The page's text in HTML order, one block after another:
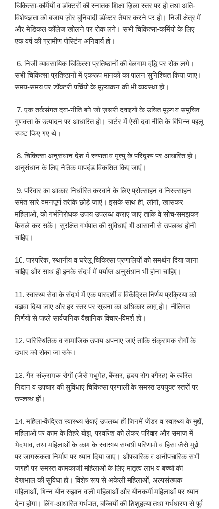
चिकित्सा-कर्मियों व डॉक्टरों की स्नातक शिक्षा ज़िला स्तर पर हो तथा अति-
विशेषज्ञता की बजाय ज़ोर बुनियादी डॉक्टर तैयार करने पर हो। निजी क्षेत्र में
और मेडिकल कॉलेज खोलने पर रोक लगे। सभी चिकित्सा-कर्मियों के लिए
एक वर्ष की ग्रामीण पोस्टिंग अनिवार्य हो।
6. निजी व्यावसायिक चिकित्सा प्रतिष्ठानों की बेलगाम वृद्धि पर रोक लगे।
सभी चिकित्सा प्रतिष्ठानों में एकरूप मानकों का पालन सुनिश्चित किया जाए।
समय-समय पर डॉक्टरी पर्चियों के मूल्यांकन की भी व्यवस्था हो।
7. एक तर्कसंगत दवा-नीति बने जो ज़रूरी दवाइयों के उचित मूल्य व समुचित
गुणवत्ता के उत्पादन पर आधारित हो। चार्टर में ऐसी दवा नीति के विभिन्न पहलू
स्पष्ट किए गए थे।
8. चिकित्सा अनुसंधान देश में रुग्णता व मृत्यु के परिदृश्य पर आधारित हो।
अनुसंधान के लिए नैतिक मापदंड विकसित किए जाएं।
9. परिवार का आकार निर्धारित करवाने के लिए प्रोत्साहन व निरुत्साहन
समेत सारे दमनपूर्ण तरीके छोड़े जाएं। इसके साथ ही, लोगों, खासकर
महिलाओं, को गर्भनिरोधक उपाय उपलब्ध कराए जाएं ताकि वे सोच-समझकर
फैसले कर सकें। सुरक्षित गर्भपात की सुविधाएं भी आसानी से उपलब्ध होनी
चाहिए।
10. पारंपरिक, स्थानीय व घरेलू चिकित्सा प्रणालियों को समर्थन दिया जाना
चाहिए और साथ ही इनके संदर्भ में पर्याप्त अनुसंधान भी होना चाहिए।
11. स्वास्थ्य सेवा के संदर्भ में एक पारदर्शी व विकेंद्रित निर्णय प्रक्रिया को
बढ़ावा दिया जाए और हर स्तर पर सूचना का अधिकार लागू हो। नीतिगत
निर्णयों से पहले सार्वजनिक वैज्ञानिक विचार-विमर्श हो।
12. पारिस्थितिक व सामाजिक उपाय अपनाए जाएं ताकि संक्रामक रोगों के
उभार को रोका जा सके।
13. गैर-संक्रामक रोगों (जैसे मधुमेह, कैंसर, हृदय रोग वगैरह) के त्वरित
निदान व उपचार की सुविधाएं चिकित्सा प्रणाली के समस्त उपयुक्त स्तरों पर
उपलब्ध हों।
14. महिला-केंद्रित स्वास्थ्य सेवाएं उपलब्ध हों जिनमें जेंडर व स्वास्थ्य के मुद्दों,
महिलाओं पर काम के तिहरे बोझ, परवरिश को लेकर परिवार और समाज में
भेदभाव, तथा महिलाओं के काम के स्वास्थ्य सम्बंधी परिणामों व हिंसा जैसे मुद्दों
पर जागरूकता निर्माण पर ध्यान दिया जाए। औपचारिक व अनौपचारिक सभी
जगहों पर समस्त कामकाजी महिलाओं के लिए मातृत्व लाभ व बच्चों की
देखभाल की सुविधा हो। विशेष रूप से अकेली महिलाओं, अल्पसंख्यक
महिलाओं, भिन्न यौन रुझान वाली महिलाओं और यौनकर्मी महिलाओं पर ध्यान
देना होगा। लिंग-आधारित गर्भपात, बच्चियों की शिशुहत्या तथा गर्भधारण से पूर्व